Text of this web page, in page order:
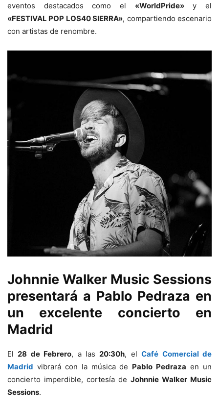
eventos destacados como el «WorldPride»y el
«FESTIVAL POP LOS40 SIERRA», compartiendo escenario
con artistas de renombre.
Johnnie Walker Music Sessions
presentará a Pablo Pedraza en
un excelente concierto en
Madrid
El 28 de Febrero, a las 20:30h, elCafé Comercial de
Madrid vibrará con la música de Pablo Pedraza en un
concierto imperdible, cortesía de Johnnie Walker Music
Sessions.